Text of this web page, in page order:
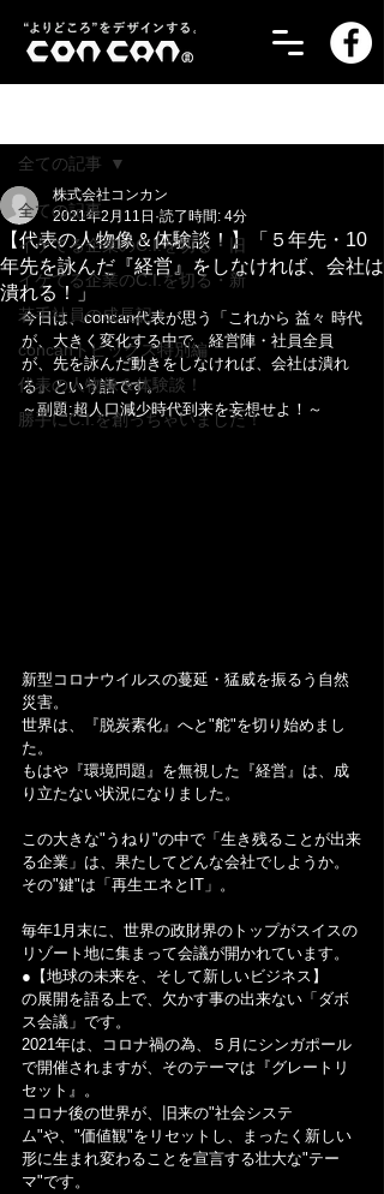
全ての記事
イケてる企業のC.I.を切る・旧
イケてる企業のC.I.を切る・新
若手社員の成長記！
concanトピックス特別編
代表の人物像＆体験談！
勝手にC.I.を創っちゃいました！
全ての記事
【代表の人物像＆体験談！】「５年先・10
年先を詠んだ『経営』をしなければ、会社は
潰れる！」
株式会社コンカン
2021年2月11日 読了時間: 4分
今日は、concan代表が思う「これから 益々 時代
が、大きく変化する中で、経営陣・社員全員
が、先を詠んだ動きをしなければ、会社は潰れ
る」という話です。
～副題:超人口減少時代到来を妄想せよ！～
新型コロナウイルスの蔓延・猛威を振るう自然
災害。
世界は、『脱炭素化』へと"舵"を切り始めまし
た。
もはや『環境問題』を無視した『経営』は、成
り立たない状況になりました。
この大きな"うねり"の中で「生き残ることが出来
る企業」は、果たしてどんな会社でしようか。
その"鍵"は「再生エネとIT」。
毎年1月末に、世界の政財界のトップがスイスの
リゾート地に集まって会議が開かれています。
●【地球の未来を、そして新しいビジネス】
の展開を語る上で、欠かす事の出来ない「ダボ
ス会議」です。
2021年は、コロナ禍の為、５月にシンガポール
で開催されますが、そのテーマは『グレートリ
セット』。
コロナ後の世界が、旧来の"社会システ
ム"や、"価値観"をリセットし、まったく新しい
形に生まれ変わることを宣言する壮大な"テー
マ"です。